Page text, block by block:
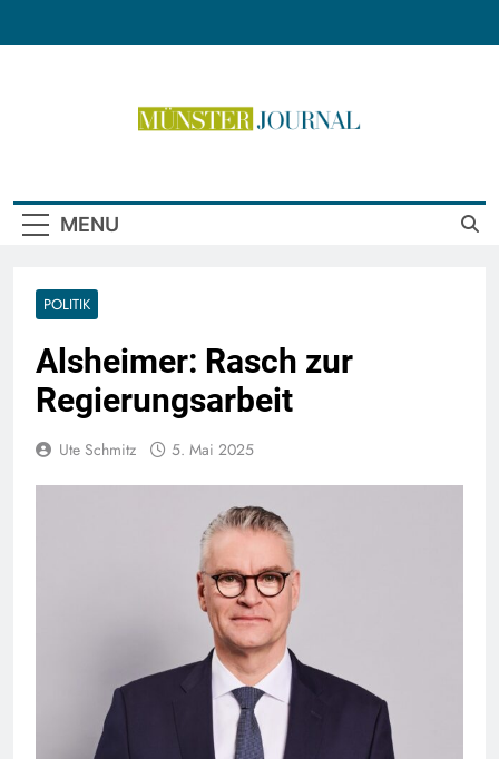
MENU
POLITIK
Alsheimer: Rasch zur
Regierungsarbeit
Ute Schmitz 5. Mai 2025